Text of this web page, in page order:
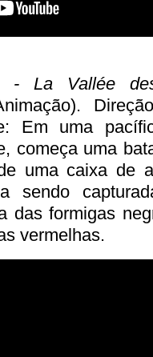
- La Vallée
Em uma
começa uma
uma caixa de
sendo
das formigas
vermelhas.